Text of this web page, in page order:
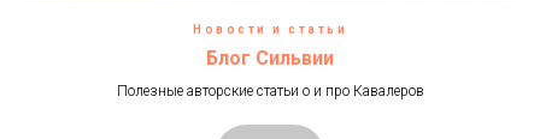
Новости и статьи
Блог Сильвии
Полезные авторские статьи о и про Кавалеров